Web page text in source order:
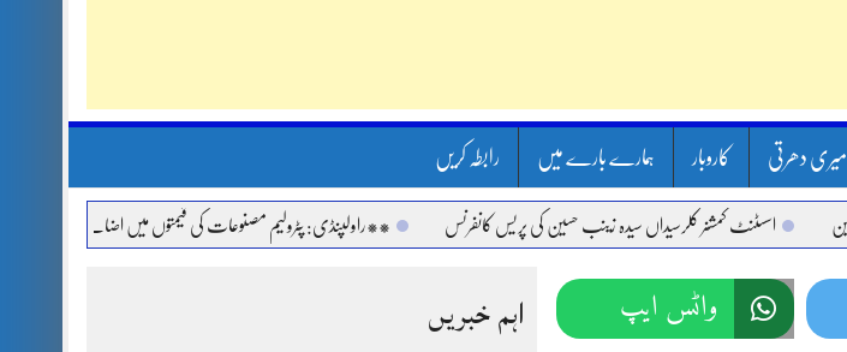
میری دھرتی کاروبار ہمارے بارے میں رابطہ کریں
اسسٹنٹ کمشنر کلرسیداں سیدہ زینب حسین کی پریس کانفرنس **راولپنڈی: پٹرولیم مصنوعات کی قیمتوں میں اضافے اور مہنگائی کے
اہم خبریں واٹس ایپ